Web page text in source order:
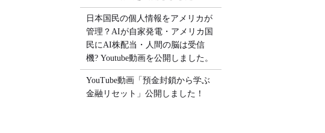
日本国民の個人情報をアメリカが
管理？AIが自家発電・アメリカ国
民にAI株配当・人間の脳は受信
機? Youtube動画を公開しました。
YouTube動画「預金封鎖から学ぶ
金融リセット」公開しました！